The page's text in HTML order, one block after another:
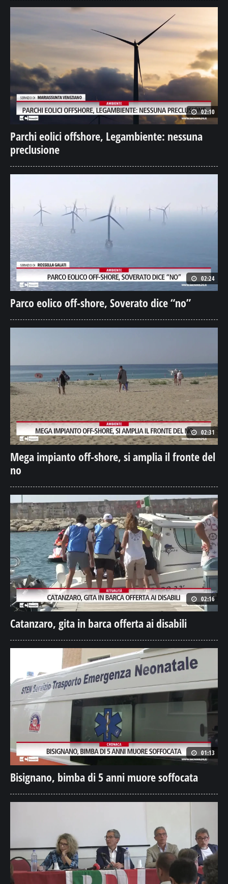
02:10
Parchi eolici offshore, Legambiente: nessuna
preclusione
02:24
Parco eolico off-shore, Soverato dice “no”
02:31
Mega impianto off-shore, si amplia il fronte del
no
02:16
Catanzaro, gita in barca offerta ai disabili
01:13
Bisignano, bimba di 5 anni muore soffocata